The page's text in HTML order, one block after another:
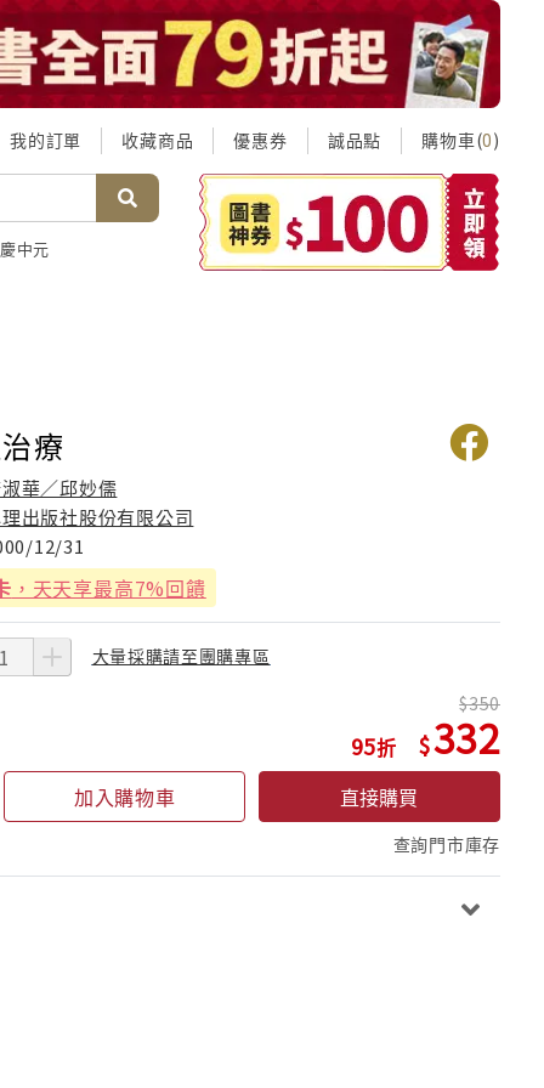
我的訂單 收藏商品 優惠券 誠品點 購物車(0)
中元
療
華／邱妙儒
出版社股份有限公司
12/31
，天天享最高7%回饋
大量採購請至團購專區
95
350
332
加入購物車 直接購買
查詢門市庫存